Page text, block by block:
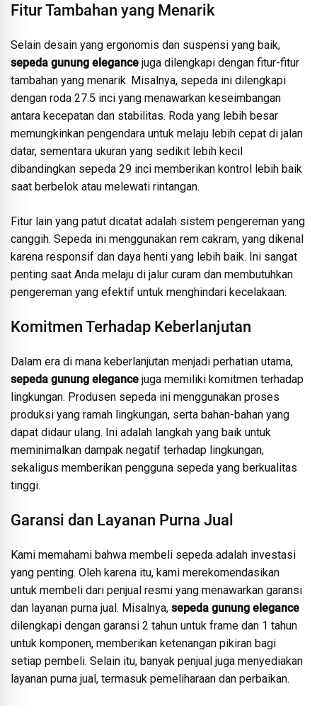
Fitur Tambahan yang Menarik
Selain desain yang ergonomis dan suspensi yang baik,
sepeda gunung elegance juga dilengkapi dengan fitur-fitur
tambahan yang menarik. Misalnya, sepeda ini dilengkapi
dengan roda 27.5 inci yang menawarkan keseimbangan
antara kecepatan dan stabilitas. Roda yang lebih besar
memungkinkan pengendara untuk melaju lebih cepat di jalan
datar, sementara ukuran yang sedikit lebih kecil
dibandingkan sepeda 29 inci memberikan kontrol lebih baik
saat berbelok atau melewati rintangan.
Fitur lain yang patut dicatat adalah sistem pengereman yang
canggih. Sepeda ini menggunakan rem cakram, yang dikenal
karena responsif dan daya henti yang lebih baik. Ini sangat
penting saat Anda melaju di jalur curam dan membutuhkan
pengereman yang efektif untuk menghindari kecelakaan.
Komitmen Terhadap Keberlanjutan
Dalam era di mana keberlanjutan menjadi perhatian utama,
sepeda gunung elegance juga memiliki komitmen terhadap
lingkungan. Produsen sepeda ini menggunakan proses
produksi yang ramah lingkungan, serta bahan-bahan yang
dapat didaur ulang. Ini adalah langkah yang baik untuk
meminimalkan dampak negatif terhadap lingkungan,
sekaligus memberikan pengguna sepeda yang berkualitas
tinggi.
Garansi dan Layanan Purna Jual
Kami memahami bahwa membeli sepeda adalah investasi
yang penting. Oleh karena itu, kami merekomendasikan
untuk membeli dari penjual resmi yang menawarkan garansi
dan layanan purna jual. Misalnya, sepeda gunung elegance
dilengkapi dengan garansi 2 tahun untuk frame dan 1 tahun
untuk komponen, memberikan ketenangan pikiran bagi
setiap pembeli. Selain itu, banyak penjual juga menyediakan
layanan purna jual, termasuk pemeliharaan dan perbaikan.